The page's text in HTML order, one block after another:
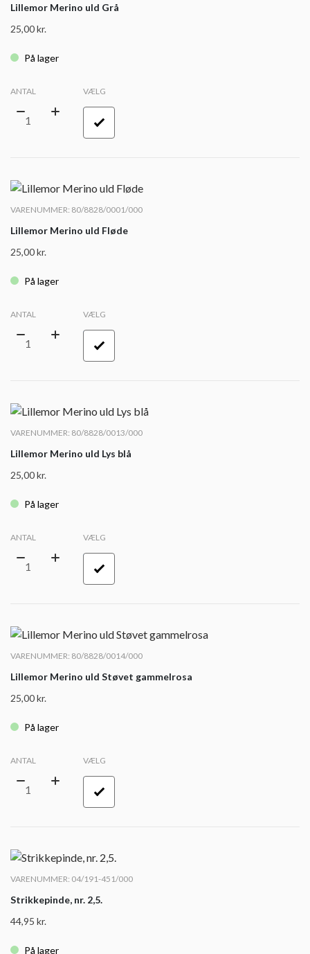
Lillemor Merino uld Grå
25,00kr.
På lager
ANTAL VÆLG
VARENUMMER: 80/8828/0001/000
Lillemor Merino uld Fløde
25,00kr.
På lager
ANTAL VÆLG
VARENUMMER: 80/8828/0013/000
Lillemor Merino uld Lys blå
25,00kr.
På lager
ANTAL VÆLG
VARENUMMER: 80/8828/0014/000
Lillemor Merino uld Støvet gammelrosa
25,00kr.
På lager
ANTAL VÆLG
VARENUMMER: 04/191-451/000
Strikkepinde, nr. 2,5.
44,95 kr.
På lager